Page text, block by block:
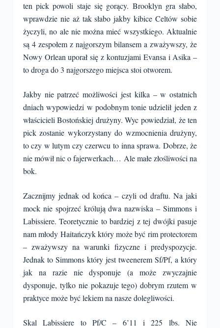
ten pick powoli staje się gorący. Brooklyn gra słabo,
wprawdzie nie aż tak słabo jakby kibice Celtów sobie
życzyli, no ale nie można mieć wszystkiego. Aktualnie
są 4 zespołem z najgorszym bilansem a zważywszy, że
Nowy Orlean uporał się z kontuzjami Evansa i Asika –
to droga do 3 najgorszego miejsca stoi otworem.
Jakby nie patrzeć możliwości jest kilka – w ostatnich
dniach wypowiedzi w podobnym tonie udzielił jeden z
właścicieli Bostońskiej drużyny. Wyc powiedział, że ten
pick zostanie wykorzystany do wzmocnienia drużyny,
to czy w lutym czy czerwcu to inna sprawa. Dobrze, że
nie mówił nic o fajerwerkach… Ale małe złośliwości na
bok.
Zacznijmy jednak od końca – czyli od draftu. Na jaki
mock nie spojrzeć królują dwa nazwiska – Simmons i
Labissiere. Teoretycznie to bardziej z tej dwójki pasuje
nam młody Haitańczyk który może być rim protectorem
– zważywszy na warunki fizyczne i predyspozycje.
Jednak to Simmons który jest tweenerem Sf/Pf, a który
jak na razie nie dysponuje (a może zwyczajnie
dysponuje, tylko nie pokazuje tego) dobrym rzutem w
praktyce może być lekiem na nasze dolegliwości.
Skal Labissiere to Pf/C – 6’11 i 225 lbs. Nie